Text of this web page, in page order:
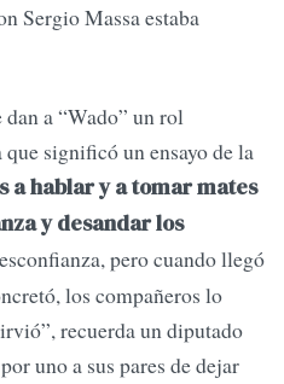
Sergio Massa estaba
a “Wado” un rol
significó un ensayo de la
a hablar y a tomar mates
y desandar los
pero cuando llegó
los compañeros lo
recuerda un diputado
uno a sus pares de dejar